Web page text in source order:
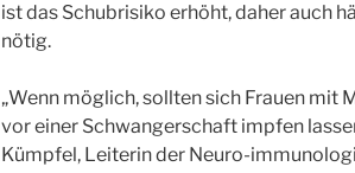
ist das Schubrisiko erhöht, daher auch
nötig.
„Wenn möglich, sollten sich Frauen mit
vor einer Schwangerschaft impfen
Kümpfel, Leiterin der Neuro-